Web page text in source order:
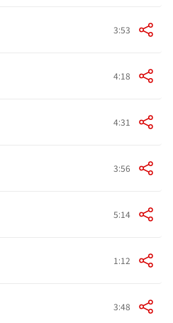
3:53
4:18
4:31
3:56
5:14
1:12
3:48